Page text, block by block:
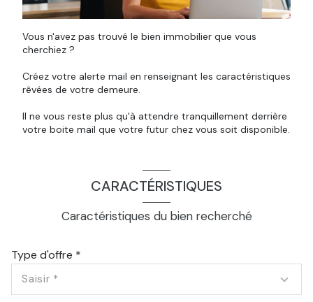
Vous n'avez pas trouvé le bien immobilier que vous
cherchiez ?
Créez votre alerte mail en renseignant les caractéristiques
rêvées de votre demeure.
Il ne vous reste plus qu'à attendre tranquillement derrière
votre boite mail que votre futur chez vous soit disponible.
CARACTÉRISTIQUES
Caractéristiques du bien recherché
Type d'offre *
Saisir *